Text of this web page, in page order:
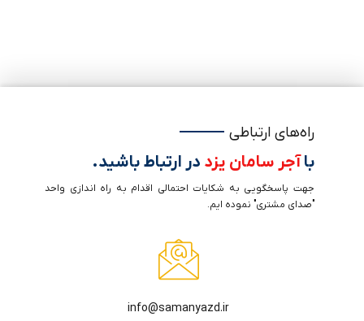
راه‌های ارتباطی
باآجر سامان یزد در ارتباط باشید.
جهت پاسخگویی به شکایات احتمالی اقدام به راه اندازی واحد
"صدای مشتری" نموده ایم.
info@samanyazd.ir